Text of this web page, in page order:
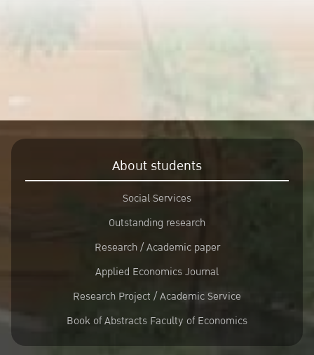
About students
Social Services
Outstanding research
Research / Academic paper
Applied Economics Journal
Research Project / Academic Service
Book of Abstracts Faculty of Economics